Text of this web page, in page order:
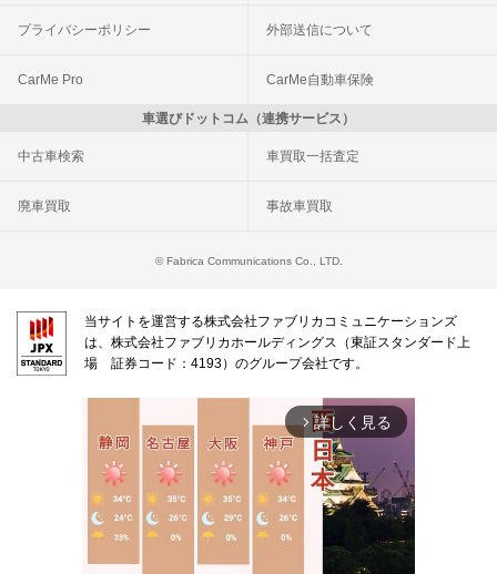
プライバシーポリシー 外部送信について
CarMe Pro CarMe自動車保険
車選びドットコム（連携サービス）
中古車検索 車買取一括査定
廃車買取 事故車買取
© Fabrica Communications Co., LTD.
当サイトを運営する株式会社ファブリカコミュニケーションズ
は、株式会社ファブリカホールディングス（東証スタンダード上
場 証券コード：4193）のグループ会社です。
arrow_forward_ios 詳しく見る